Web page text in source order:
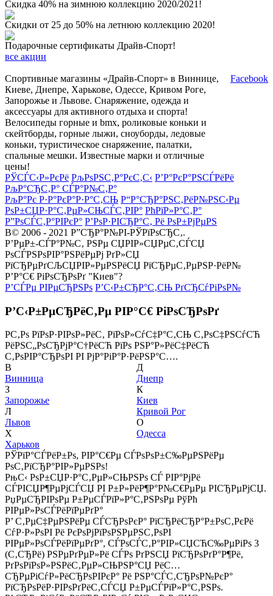
Скидка 40% на зимнюю коллекцию 2020/2021!
Скидки от 25 до 50% на летнюю коллекцию 2020!
Подарочные сертификаты Драйв-Спорт!
все акции
Спортивные магазины «Драйв-Спорт» в Виннице,
Киеве, Днепре, Харькове, Одессе, Кривом Роге,
Запорожье и Львове. Снаряжение, одежда и
аксессуары для активного отдыха и спорта!
Велосипеды горные и bmx, роликовые коньки и
скейтборды, горные лыжи, сноуборды, ледовые
коньки, туристическое снаряжение, палатки,
спальные мешки. Известные марки и отличные
цены!
Facebook
РЎСЃС‹Р»РєРё РљРѕРЅС‚Р°РєС‚С‹ Р’Р°РєР°РЅСЃРёРё
РљР°СЂС‚Р° СЃР°Р№С‚Р°
РљР°Рє Р·Р°РєР°Р·Р°С‚СЊ Р“Р°СЂР°РЅС‚РёР№РЅС‹Рµ
РѕР±СЏР·Р°С‚РµР»СЊСЃС‚РІР° РћРїР»Р°С‚Р°
Р”РѕСЃС‚Р°РІРєР° Р’РѕР·РІСЂР°С‚ Рё РѕР±РјРµРЅ
В© 2006 - 2021 Р”СЂР°Р№РІ-РЎРїРѕСЂС‚.
Р’РµР±-СЃР°Р№С‚ РЅРµ СЏРІР»СЏРµС‚СЃСЏ
РѕСЃРЅРѕРІР°РЅРёРµРј РґР»СЏ
РїСЂРµРґСЉСЏРІР»РµРЅРёСЏ РїСЂРµС‚РµРЅР·РёР№
Р’Р°С€ РіРѕСЂРѕРґ "Киев"?
Р’СЃРµ РІРµСЂРЅРѕ Р’С‹Р±СЂР°С‚СЊ РґСЂСѓРіРѕР№
Р’С‹Р±РµСЂРёС‚Рµ РІР°С€ РіРѕСЂРѕРґ
Р­С‚Рѕ РїРѕР·РІРѕР»РёС‚ РїРѕР»СѓС‡Р°С‚СЊ С‚РѕС‡РЅСѓСЋ
РёРЅС„РѕСЂРјР°С†РёСЋ РїРѕ РЅР°Р»РёС‡РёСЋ
С‚РѕРІР°СЂРѕРІ РІ РјР°РіР°Р·РёРЅР°С….
В
Винница
З
Запорожье
Л
Львов
Х
Харьков
Д
Днепр
К
Киев
Кривой Рог
О
Одесса
РЎРїР°СЃРёР±Рѕ, РІР°С€Рµ СЃРѕРѕР±С‰РµРЅРёРµ
РѕС‚РїСЂР°РІР»РµРЅРѕ!
РњС‹ РѕР±СЏР·Р°С‚РµР»СЊРЅРѕ СЃ РІР°РјРё
СЃРІСЏР¶РµРјСЃСЏ РІ Р±Р»РёР¶Р°Р№С€РµРµ РІСЂРµРјСЏ.
РџРµСЂРІРѕРµ Р±РµСЃРїР»Р°С‚РЅРѕРµ РўРћ
РІРµР»РѕСЃРёРїРµРґР°
Р’ С‚РµС‡РµРЅРёРµ СЃСЂРѕРєР° РїСЂРёСЂР°Р±РѕС‚РєРё
СѓР·Р»РѕРІ Рё РєРѕРјРїРѕРЅРµРЅС‚РѕРІ
РІРµР»РѕСЃРёРїРµРґР°, СЃРѕСЃС‚Р°РІР»СЏСЋС‰РµРіРѕ 3
(С‚СЂРё) РЅРµРґРµР»Рё СЃРѕ РґРЅСЏ РїСЂРѕРґР°Р¶Рё,
РґРѕРїРѕР»РЅРёС‚РµР»СЊРЅР°СЏ РёС…
СЂРµРіСѓР»РёСЂРѕРІРєР° Рё РЅР°СЃС‚СЂРѕР№РєР°
РїСЂРѕРёР·РІРѕРґРёС‚СЃСЏ Р±РµСЃРїР»Р°С‚РЅРѕ.